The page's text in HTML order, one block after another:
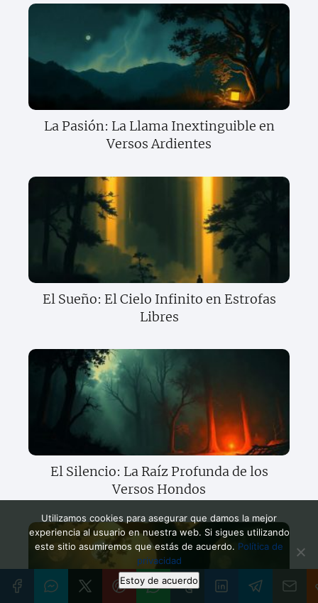
La Pasión: La Llama Inextinguible en
Versos Ardientes
El Sueño: El Cielo Infinito en Estrofas
Libres
El Silencio: La Raíz Profunda de los
Versos Hondos
Utilizamos cookies para asegurar que damos la mejor
experiencia al usuario en nuestra web. Si sigues utilizando
este sitio asumiremos que estás de acuerdo. Política de
privacidad
Estoy de acuerdo